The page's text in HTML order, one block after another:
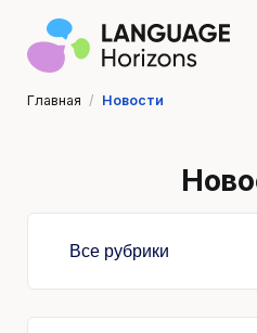
Главная / Новости